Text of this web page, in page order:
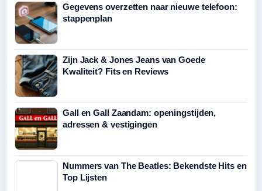
Gegevens overzetten naar nieuwe telefoon:
stappenplan
Zijn Jack & Jones Jeans van Goede
Kwaliteit? Fits en Reviews
Gall en Gall Zaandam: openingstijden,
adressen & vestigingen
Nummers van The Beatles: Bekendste Hits en
Top Lijsten